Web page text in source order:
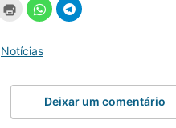
Notícias
Deixar um comentário